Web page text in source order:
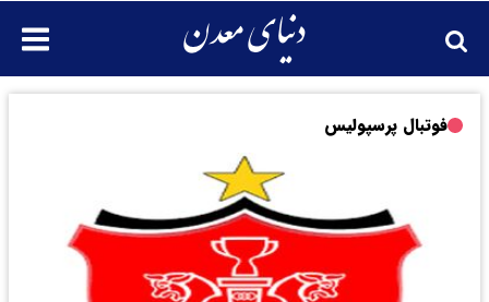
فوتبال پرسپولیس